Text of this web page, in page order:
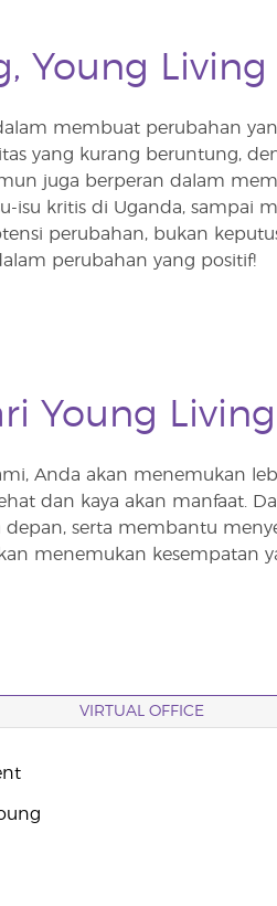
Young
membuat perubahan
yang kurang beruntung,
juga berperan dalam
isu kritis di Uganda, sampai
perubahan, bukan
perubahan yang positif!
Young Living
Anda akan menemukan
dan kaya akan manfaat.
serta membantu
menemukan kesempatan
VIRTUAL OFFICE